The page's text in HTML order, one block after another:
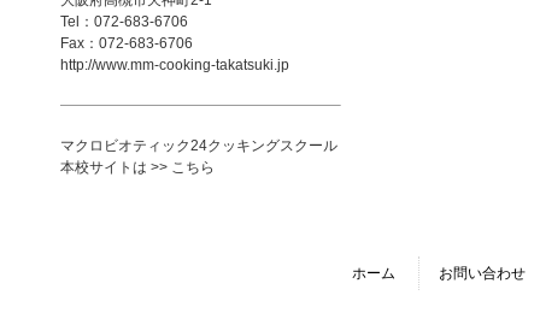
Tel：072-683-6706
Fax：072-683-6706
http://www.mm-cooking-takatsuki.jp
マクロビオティック24クッキングスクール
本校サイトは >> こちら
ホーム お問い合わせ